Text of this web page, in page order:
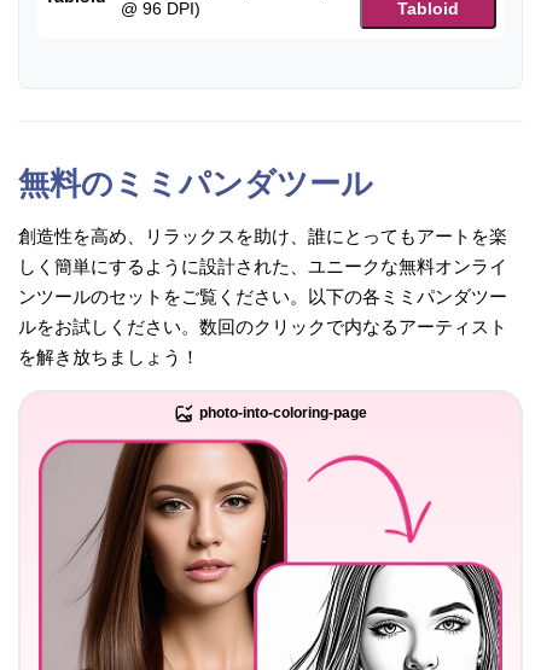
@ 96 DPI)
Tabloid
無料のミミパンダツール
創造性を高め、リラックスを助け、誰にとってもアートを楽
しく簡単にするように設計された、ユニークな無料オンライ
ンツールのセットをご覧ください。以下の各ミミパンダツー
ルをお試しください。数回のクリックで内なるアーティスト
を解き放ちましょう！
photo-into-coloring-page